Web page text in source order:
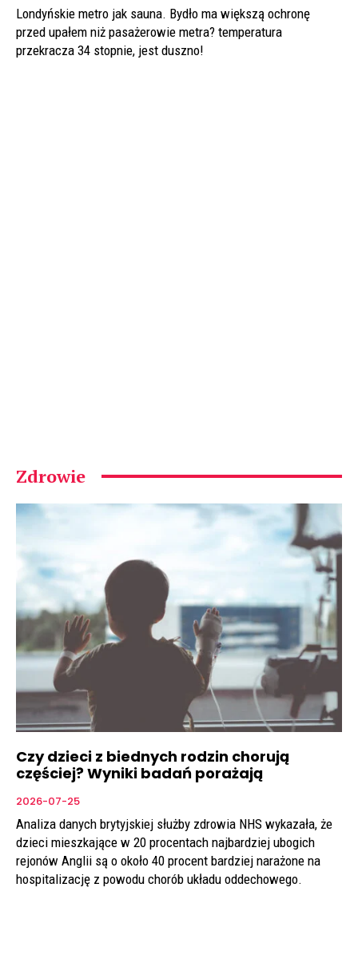
Londyńskie metro jak sauna. Bydło ma większą ochronę
przed upałem niż pasażerowie metra? temperatura
przekracza 34 stopnie, jest duszno!
Zdrowie
Czy dzieci z biednych rodzin chorują
częściej? Wyniki badań porażają
2026-07-25
Analiza danych brytyjskiej służby zdrowia NHS wykazała, że
dzieci mieszkające w 20 procentach najbardziej ubogich
rejonów Anglii są o około 40 procent bardziej narażone na
hospitalizację z powodu chorób układu oddechowego.